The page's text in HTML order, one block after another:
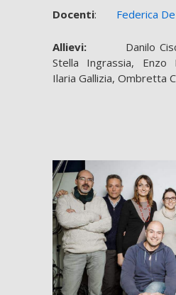
Docenti: Federica
Allievi:Danilo
Stella Ingrassia, Enzo
Ilaria Gallizia, Ombretta